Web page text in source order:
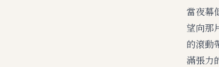
當夜幕
望向那
的滾動
滿張力